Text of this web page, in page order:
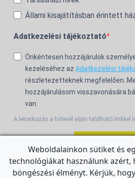
Állami kisajátításban érintett
Adatkezelési tájékoztató
Önkéntesen hozzájárulok
kezeléséhez az Adatkezelési
részletezetteknek megfelelően.
hozzájárulásom visszavonására
van.
A leiratkozás a hírlevél alján található linkkel
For the English Newsletter, click
Weboldalainkon sütiket és
technológiákat használunk azért,
böngészési élményt. Kérjük,